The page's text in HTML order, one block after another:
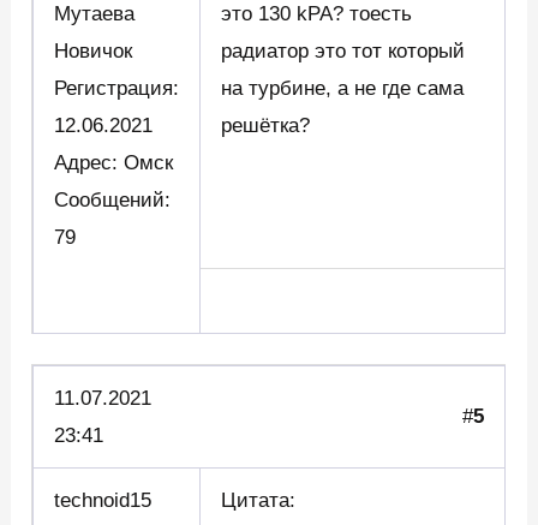
Мутаева
Новичок
Регистрация:
12.06.2021
Адрес: Омск
Сообщений:
79
это 130 kPA? тоесть
радиатор это тот который
на турбине, а не где сама
решётка?
11.07.2021
23:41
#5
technoid15
Цитата: